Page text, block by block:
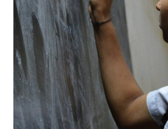
School Education
#EDUCATION